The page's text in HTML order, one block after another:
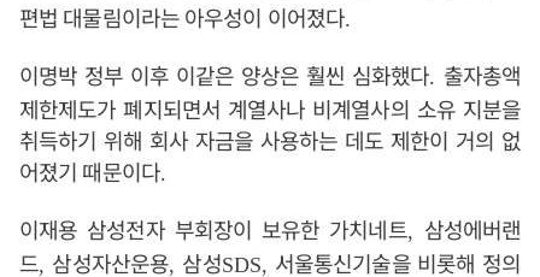
편법 대물림이라는 아우성이 이어졌다.
이명박 정부 이후 이같은 양상은 훨씬 심화했다. 출자총액
제한제도가 폐지되면서 계열사나 비계열사의 소유 지분을
취득하기 위해 회사 자금을 사용하는 데도 제한이 거의 없
어졌기 때문이다.
이재용 삼성전자 부회장이 보유한 가치네트, 삼성에버랜
드, 삼성자산운용, 삼성SDS, 서울통신기술을 비롯해 정의